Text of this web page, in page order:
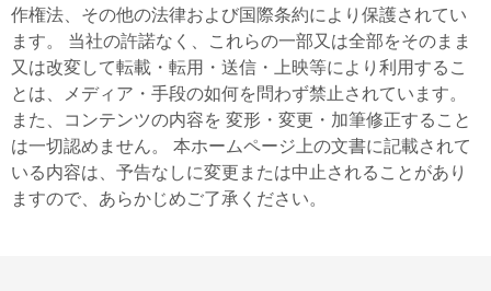
作権法、その他の法律および国際条約により保護されてい
ます。 当社の許諾なく、これらの一部又は全部をそのまま
又は改変して転載・転用・送信・上映等により利用するこ
とは、メディア・手段の如何を問わず禁止されています。
また、コンテンツの内容を 変形・変更・加筆修正すること
は一切認めません。 本ホームページ上の文書に記載されて
いる内容は、予告なしに変更または中止されることがあり
ますので、あらかじめご了承ください。